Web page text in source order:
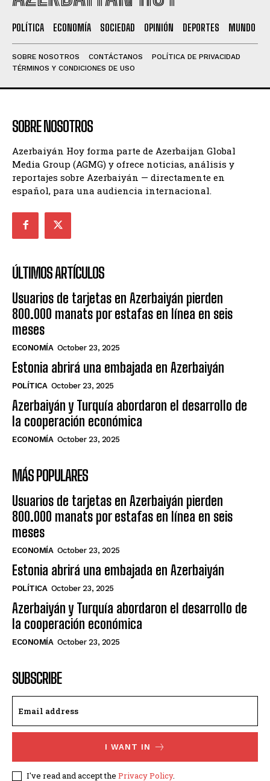
POLÍTICA ECONOMÍA SOCIEDAD OPINIÓN DEPORTES MUNDO
SOBRE NOSOTROS CONTÁCTANOS
POLÍTICA DE PRIVACIDAD
TÉRMINOS Y CONDICIONES DE USO
SOBRE NOSOTROS
Azerbaiyán Hoy forma parte de Azerbaijan Global
Media Group (AGMG) y ofrece noticias, análisis y
reportajes sobre Azerbaiyán — directamente en
español, para una audiencia internacional.
ÚLTIMOS ARTÍCULOS
Usuarios de tarjetas en Azerbaiyán pierden
800.000 manats por estafas en línea en seis
meses
ECONOMÍA October 23, 2025
Estonia abrirá una embajada en Azerbaiyán
POLÍTICA October 23, 2025
Azerbaiyán y Turquía abordaron el desarrollo de
la cooperación económica
ECONOMÍA October 23, 2025
MÁS POPULARES
Usuarios de tarjetas en Azerbaiyán pierden
800.000 manats por estafas en línea en seis
meses
ECONOMÍA October 23, 2025
Estonia abrirá una embajada en Azerbaiyán
POLÍTICA October 23, 2025
Azerbaiyán y Turquía abordaron el desarrollo de
la cooperación económica
ECONOMÍA October 23, 2025
SUBSCRIBE
I WANT IN
I've read and accept the Privacy Policy.